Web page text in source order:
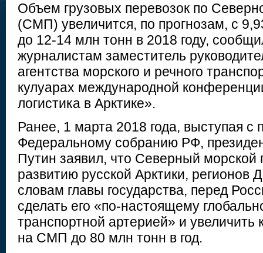
Объем грузовых перевозок по
(СМП) увеличится, по прогнозам, с
до 12-14 млн тонн в 2018 году,
журналистам заместитель
агентства морского и речного
кулуарах международной
логистика в Арктике».
Ранее, 1 марта 2018 года, выступая с
Федеральному собранию РФ,
Путин заявил, что Северный морской
развитию русской Арктики, регионов
словам главы государства, перед
сделать его «по-настоящему
транспортной артерией» и увеличить
на СМП до 80 млн тонн в год.